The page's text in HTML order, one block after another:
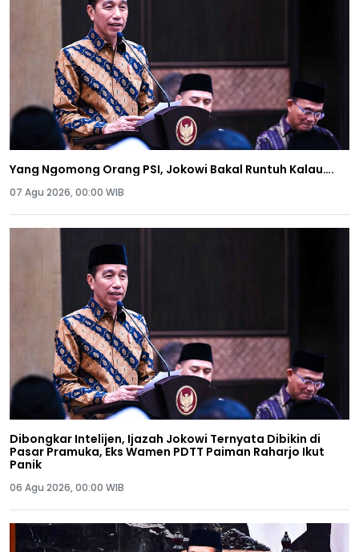
Yang Ngomong Orang PSI, Jokowi Bakal Runtuh Kalau….
07 Agu 2026, 00:00 WIB
Dibongkar Intelijen, Ijazah Jokowi Ternyata Dibikin di
Pasar Pramuka, Eks Wamen PDTT Paiman Raharjo Ikut
Panik
06 Agu 2026, 00:00 WIB